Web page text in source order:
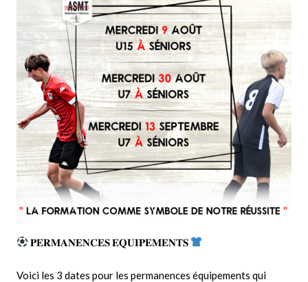
𝐏𝐄𝐑𝐌𝐀𝐍𝐄𝐍𝐂𝐄𝐒 𝐄𝐐𝐔𝐈𝐏𝐄𝐌𝐄𝐍𝐓𝐒
Voici les 3 dates pour les permanences équipements qui